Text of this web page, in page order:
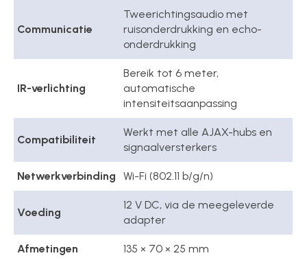
Communicatie
Tweerichtingsaudio met
ruisonderdrukking en echo-
onderdrukking
IR-verlichting
Bereik tot 6 meter,
automatische
intensiteitsaanpassing
Compatibiliteit
Werkt met alle AJAX-hubs en
signaalversterkers
Netwerkverbinding Wi-Fi (802.11 b/g/n)
Voeding
12 V DC, via de meegeleverde
adapter
Afmetingen 135 × 70 × 25 mm